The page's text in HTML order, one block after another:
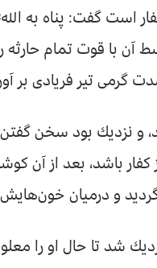
است گفت: پناه به
آن با قوت تمام حارثه
گرمی تیر فریادی بر
و نزدیك بود سخن
باشد، بعد از آن
و درمیان
شد تا حال او را